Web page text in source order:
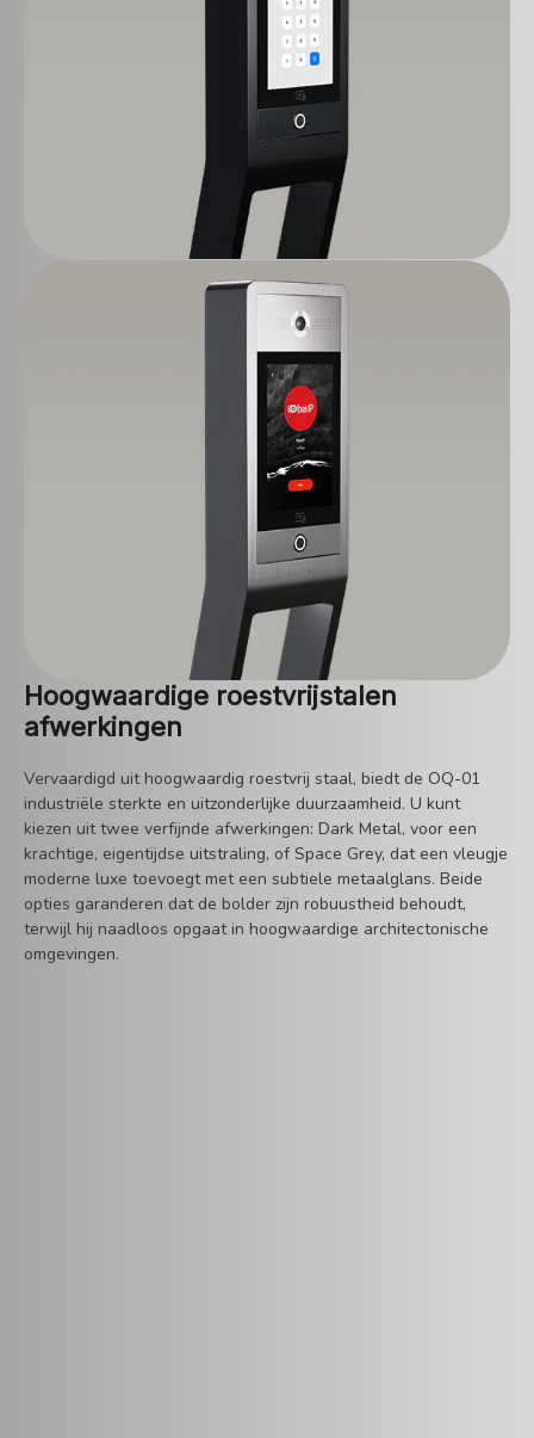
Hoogwaardige roestvrijstalen
afwerkingen
Vervaardigd uit hoogwaardig roestvrij staal, biedt de OQ-01
industriële sterkte en uitzonderlijke duurzaamheid. U kunt
kiezen uit twee verfijnde afwerkingen: Dark Metal, voor een
krachtige, eigentijdse uitstraling, of Space Grey, dat een vleugje
moderne luxe toevoegt met een subtiele metaalglans. Beide
opties garanderen dat de bolder zijn robuustheid behoudt,
terwijl hij naadloos opgaat in hoogwaardige architectonische
omgevingen.